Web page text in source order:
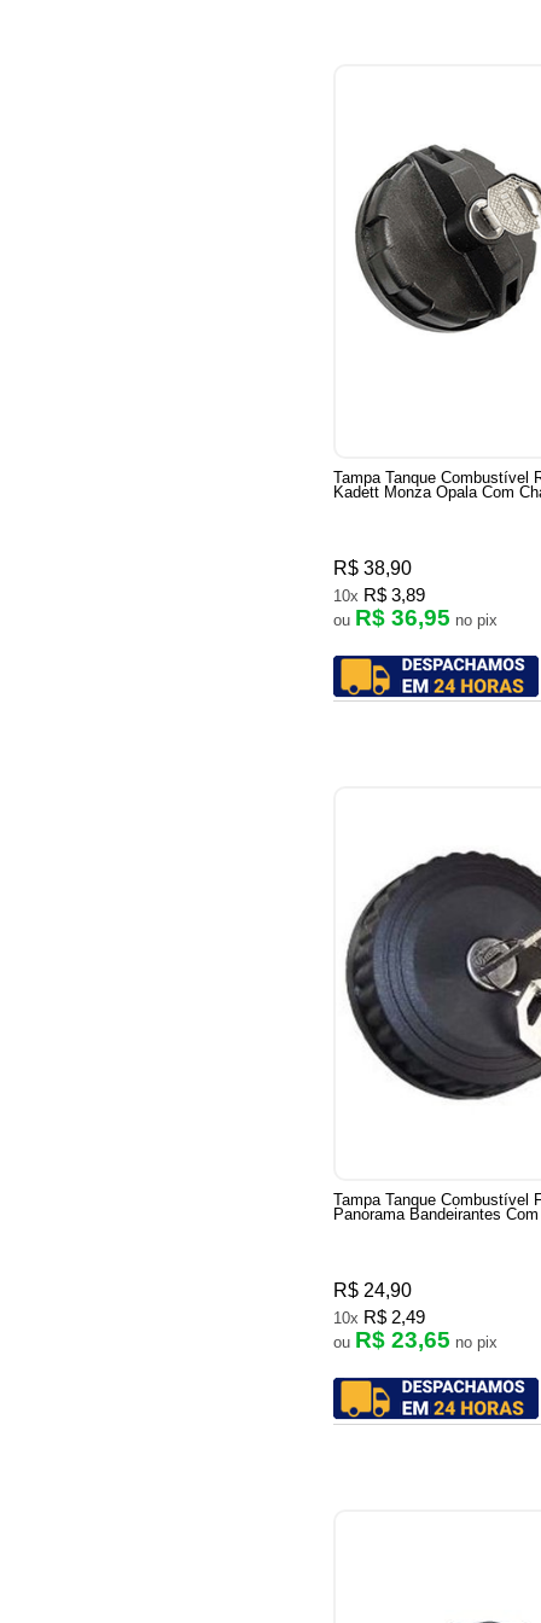
Tampa Tanque Combustível
Kadett Monza Opala Com
R$ 38,90
10x R$ 3,89
ou R$ 36,95 no pix
Tampa Tanque Combustível
Panorama Bandeirantes
R$ 24,90
10x R$ 2,49
ou R$ 23,65 no pix